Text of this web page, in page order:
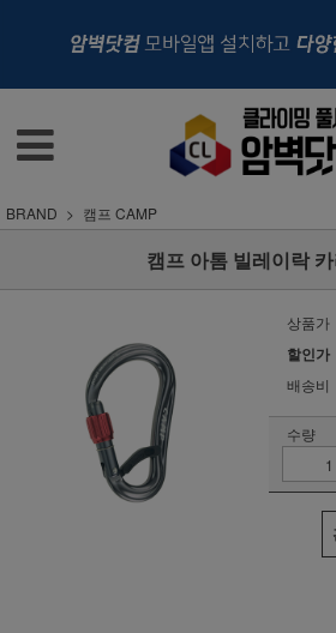
BRAND 캠프 CAMP
캠프 아톰 빌레이락
상품가
할인가
배송비
수량